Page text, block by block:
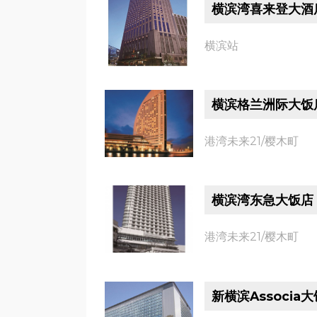
横滨湾喜来登大酒
横滨站
横滨格兰洲际大饭
港湾未来21/樱木町
横滨湾东急大饭店
港湾未来21/樱木町
新横滨Associa大